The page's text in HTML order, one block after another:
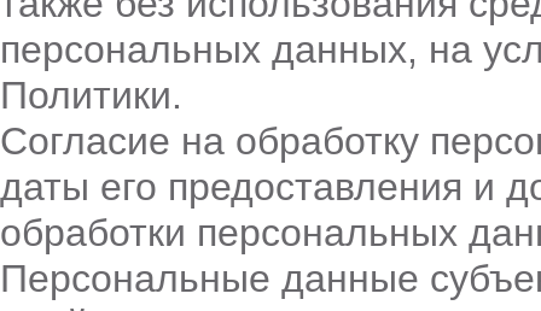
персональных данных, на
Политики.
Согласие на обработку
даты его предоставления и
обработки персональных
Персональные данные